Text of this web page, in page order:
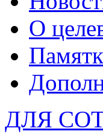
О
ДЛЯ